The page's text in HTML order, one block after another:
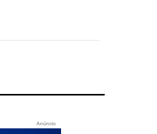
Anúncio